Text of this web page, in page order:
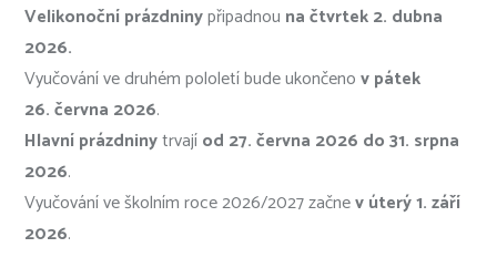
Velikonoční prázdninypřipadnou na čtvrtek 2. dubna
2026.
Vyučování ve druhém pololetí bude ukončenov pátek
26. června 2026.
Hlavní prázdninytrvajíod 27. června 2026 do 31. srpna
2026.
Vyučování ve školním roce 2026/2027 začnev úterý 1. září
2026.